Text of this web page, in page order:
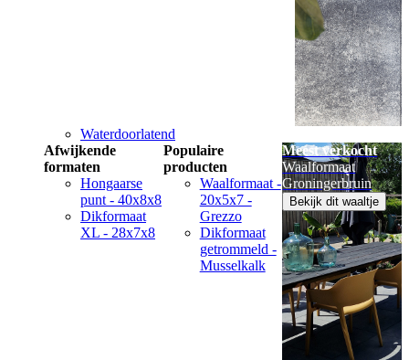
Waterdoorlatend
Afwijkende
formaten
Hongaarse
punt - 40x8x8
Dikformaat
XL - 28x7x8
Populaire
producten
Waalformaat -
20x5x7 -
Grezzo
Dikformaat
getrommeld -
Musselkalk
Meest verkocht
Waalformaat
Groningerbruin
Bekijk dit waaltje